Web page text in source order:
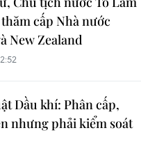
cấp Nhà nước
New Zealand
Dầu khí: Phân cấp,
nhưng phải kiểm soát